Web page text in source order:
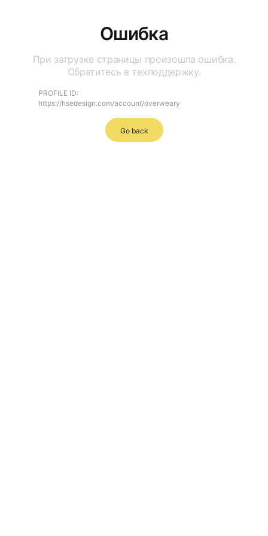
Ошибка
При загрузке страницы произошла ошибка.
Обратитесь в техподдержку.
PROFILE ID:
https://hsedesign.com/account/overweary
Go back